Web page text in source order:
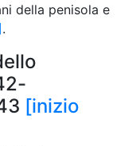
della penisola e
.
[inizio